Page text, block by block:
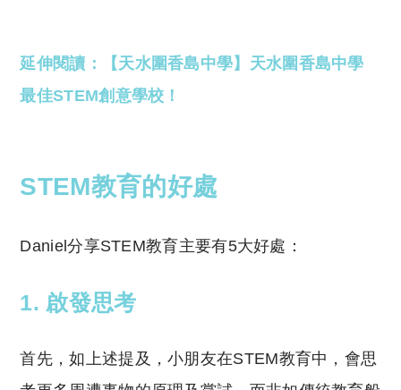
延伸閱讀：【天水圍香島中學】天水圍香島中學
最佳STEM創意學校！
STEM教育的好處
Daniel分享STEM教育主要有5大好處：
1. 啟發思考
首先，如上述提及，小朋友在STEM教育中，會思